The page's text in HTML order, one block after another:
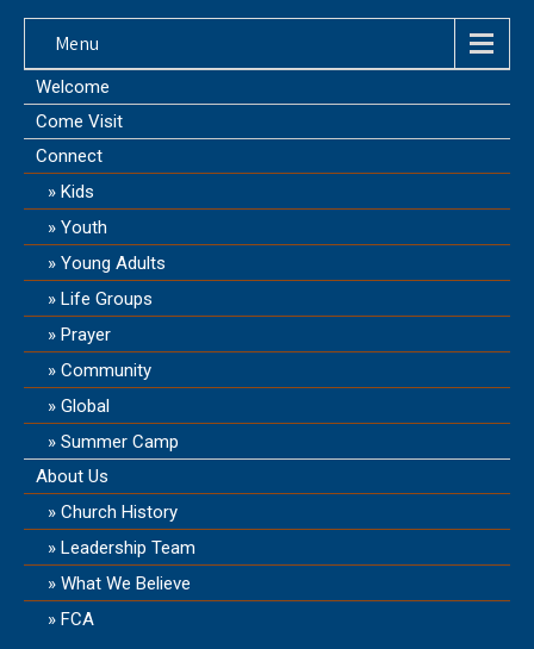
Menu
Welcome
Come Visit
Connect
Kids
Youth
Young Adults
Life Groups
Prayer
Community
Global
Summer Camp
About Us
Church History
Leadership Team
What We Believe
FCA